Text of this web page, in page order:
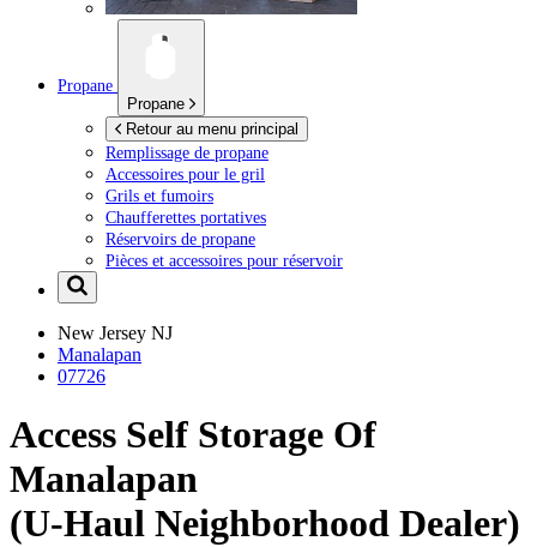
Propane
Propane
Retour au menu principal
Remplissage de propane
Accessoires pour le gril
Grils et fumoirs
Chaufferettes portatives
Réservoirs de propane
Pièces et accessoires pour réservoir
New Jersey NJ
Manalapan
07726
Access Self Storage Of
Manalapan
(U-Haul Neighborhood Dealer)